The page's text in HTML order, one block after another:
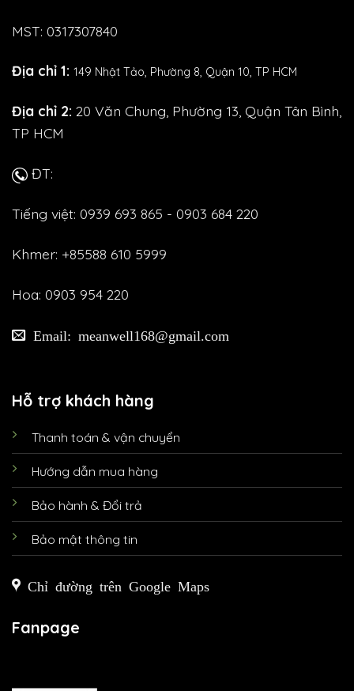
MST: 0317307840
Địa chỉ 1: 149 Nhật Tảo, Phường 8, Quận 10, TP HCM
Địa chỉ 2: 20 Văn Chung, Phường 13, Quận Tân Bình,
TP HCM
ĐT:
Tiếng việt: 0939 693 865 - 0903 684 220
Khmer: +85588 610 5999
Hoa: 0903 954 220
Email: meanwell168@gmail.com
Hỗ trợ khách hàng
Thanh toán & vận chuyển
Hướng dẫn mua hàng
Bảo hành & Đổi trả
Bảo mật thông tin
Chỉ đường trên Google Maps
Fanpage